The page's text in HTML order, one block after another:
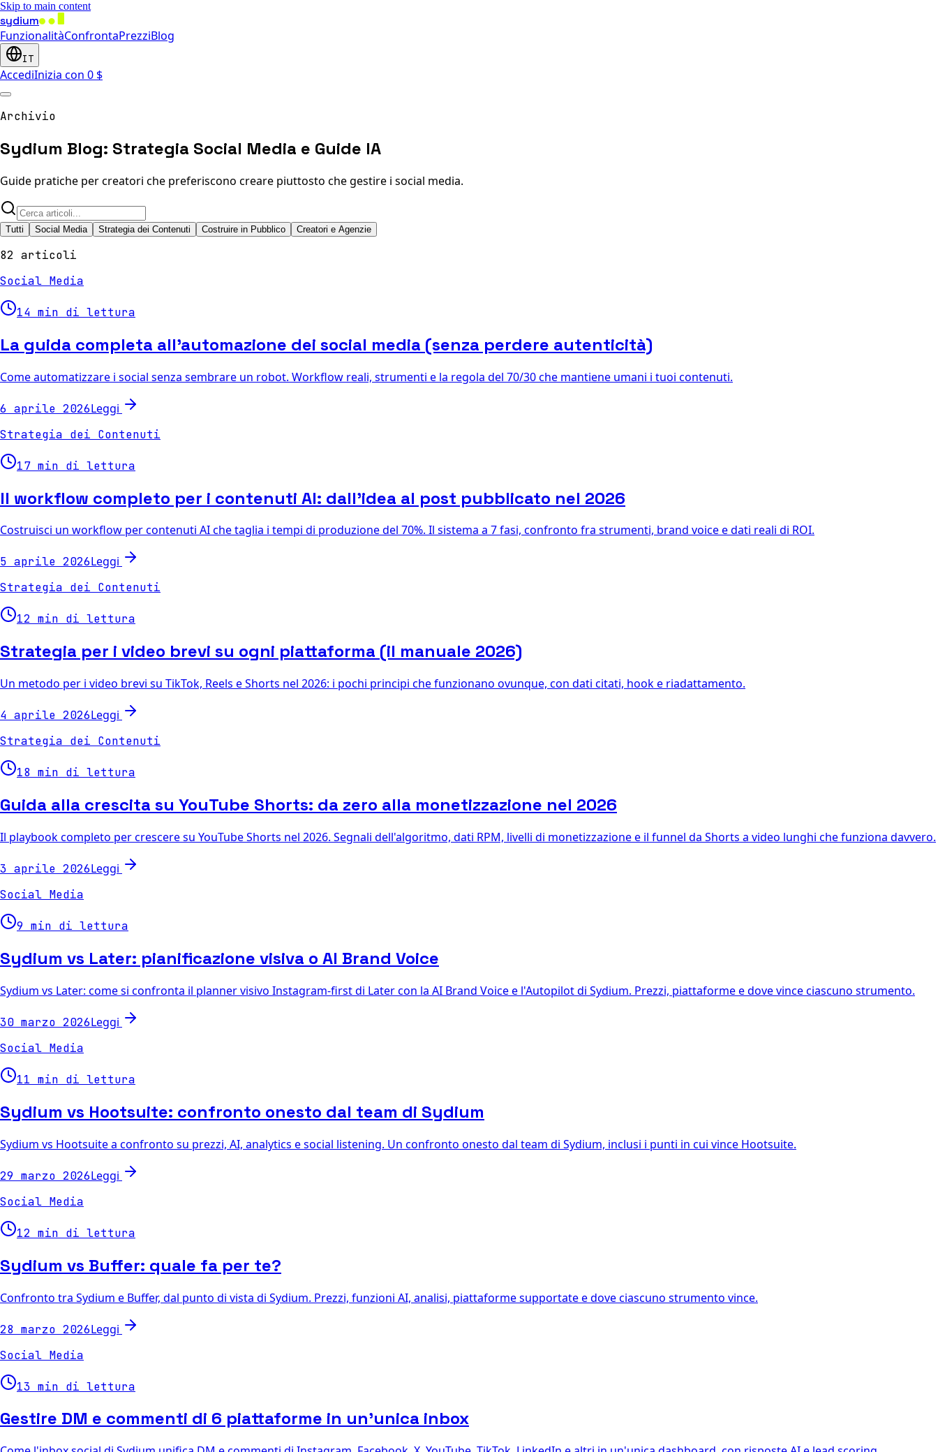
Skip to main content
sydium
FunzionalitàConfrontaPrezziBlog
IT
AccediInizia con 0 $
Archivio
Sydium Blog: Strategia Social Media e Guide IA
Guide pratiche per creatori che preferiscono creare piuttosto che gestire i social media.
Tutti Social Media Strategia dei Contenuti Costruire in Pubblico Creatori e Agenzie
82 articoli
Social Media
14 min di lettura
La guida completa all'automazione dei social media (senza perdere autenticità)
Come automatizzare i social senza sembrare un robot. Workflow reali, strumenti e la regola del 70/30 che mantiene umani i tuoi contenuti.
6 aprile 2026Leggi
Strategia dei Contenuti
17 min di lettura
Il workflow completo per i contenuti AI: dall'idea al post pubblicato nel 2026
Costruisci un workflow per contenuti AI che taglia i tempi di produzione del 70%. Il sistema a 7 fasi, confronto fra strumenti, brand voice e dati reali di ROI.
5 aprile 2026Leggi
Strategia dei Contenuti
12 min di lettura
Strategia per i video brevi su ogni piattaforma (il manuale 2026)
Un metodo per i video brevi su TikTok, Reels e Shorts nel 2026: i pochi principi che funzionano ovunque, con dati citati, hook e riadattamento.
4 aprile 2026Leggi
Strategia dei Contenuti
18 min di lettura
Guida alla crescita su YouTube Shorts: da zero alla monetizzazione nel 2026
Il playbook completo per crescere su YouTube Shorts nel 2026. Segnali dell'algoritmo, dati RPM, livelli di monetizzazione e il funnel da Shorts a video lunghi che funziona davvero.
3 aprile 2026Leggi
Social Media
9 min di lettura
Sydium vs Later: pianificazione visiva o AI Brand Voice
Sydium vs Later: come si confronta il planner visivo Instagram-first di Later con la AI Brand Voice e l'Autopilot di Sydium. Prezzi, piattaforme e dove vince ciascuno strumento.
30 marzo 2026Leggi
Social Media
11 min di lettura
Sydium vs Hootsuite: confronto onesto dal team di Sydium
Sydium vs Hootsuite a confronto su prezzi, AI, analytics e social listening. Un confronto onesto dal team di Sydium, inclusi i punti in cui vince Hootsuite.
29 marzo 2026Leggi
Social Media
12 min di lettura
Sydium vs Buffer: quale fa per te?
Confronto tra Sydium e Buffer, dal punto di vista di Sydium. Prezzi, funzioni AI, analisi, piattaforme supportate e dove ciascuno strumento vince.
28 marzo 2026Leggi
Social Media
13 min di lettura
Gestire DM e commenti di 6 piattaforme in un'unica inbox